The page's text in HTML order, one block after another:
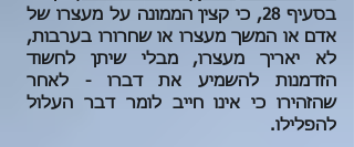
בסעיף 28, כי קצין הממונה על מעצרו של
אדם או המשך מעצרו או שחרורו בערבות,
לא יאריך מעצרו, מבלי שיתן לחשוד
הזדמנות להשמיע את דברו - לאחר
שהזהירו כי אינו חייב לומר דבר העלול
להפלילו.